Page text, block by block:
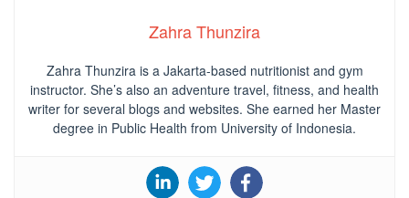
Zahra Thunzira
Zahra Thunzira is a Jakarta-based nutritionist and gym
instructor. She’s also an adventure travel, fitness, and health
writer for several blogs and websites. She earned her Master
degree in Public Health from University of Indonesia.